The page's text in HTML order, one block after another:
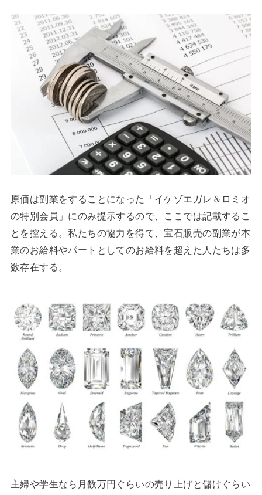
原価は副業をすることになった「イケゾエガレ＆ロミオ
の特別会員」にのみ提示するので、ここでは記載するこ
とを控える。私たちの協力を得て、宝石販売の副業が本
業のお給料やパートとしてのお給料を超えた人たちは多
数存在する。
主婦や学生なら月数万円ぐらいの売り上げと儲けぐらい